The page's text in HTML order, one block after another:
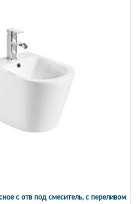
с отв под смеситель, с переливом